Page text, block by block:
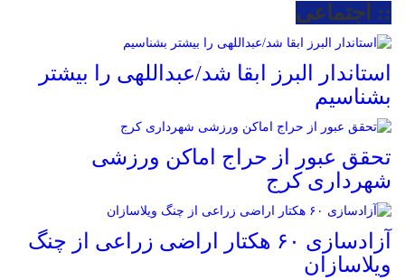
:: اجتماعی
استاندار البرز ابقا شد/عبداللهی را بیشتر
بشناسیم
تحقق عبور از حراج اماکن ورزشی
شهرداری کرج
آزادسازی ۶۰ هکتار اراضی زراعی از چنگ
ویلاسازان